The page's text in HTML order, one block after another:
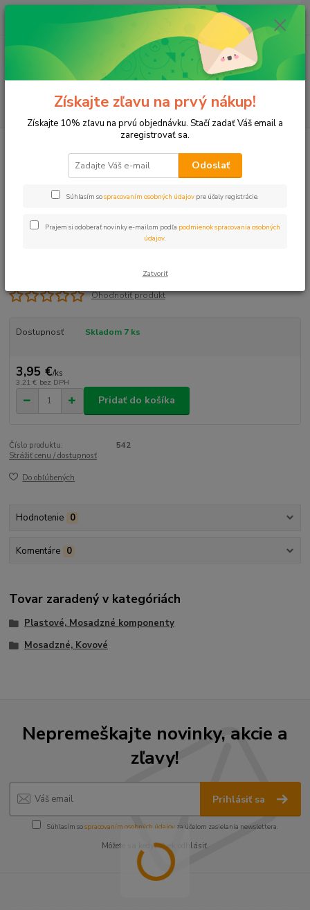
Menu
(Po-Pia, 8-17 hod.)
ks
za0 €
Plastové, Mosadzné komponenty
Prípojka mos. 1"vnt-20mm had.
Ohodnotiť produkt
Dostupnosť Skladom 7 ks
3,95 €/ks
3,21 € bez DPH
Pridať do košíka
Číslo produktu:
542
Strážiť cenu / dostupnosť
Do obľúbených
Hodnotenie 0
Komentáre 0
Tovar zaradený v kategóriách
Plastové, Mosadzné komponenty
Mosadzné, Kovové
Nepremeškajte novinky, akcie a
zľavy!
Prihlásiť sa
Súhlasím sospracovaním osobných údajov za účelom zasielania newslettera.
Môžete sa kedykoľvek odhlásiť.
Získajte zľavu na prvý nákup!
Získajte 10% zľavu na prvú objednávku. Stačí zadať Váš email a
zaregistrovať sa.
Odoslať
Súhlasím sospracovaním osobných údajov pre účely registrácie.
Prajem si odoberať novinky e-mailom podľa podmienok spracovania osobných
údajov
Zatvoriť